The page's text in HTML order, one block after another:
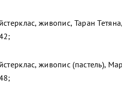
живопис, Таран Тетяна,
живопис (пастель),